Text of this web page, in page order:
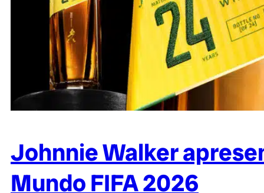
Johnnie Walker
Mundo FIFA 2026